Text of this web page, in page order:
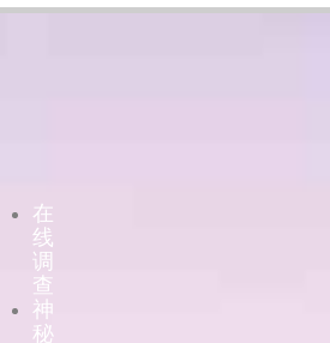
在
线
调
查
神
秘